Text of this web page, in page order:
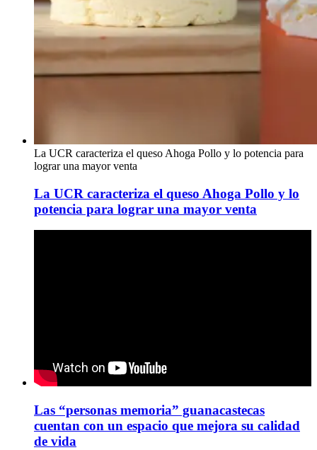
La UCR caracteriza el queso Ahoga Pollo y lo potencia para
lograr una mayor venta
La UCR caracteriza el queso Ahoga Pollo y lo
potencia para lograr una mayor venta
Las “personas memoria” guanacastecas
cuentan con un espacio que mejora su calidad
de vida